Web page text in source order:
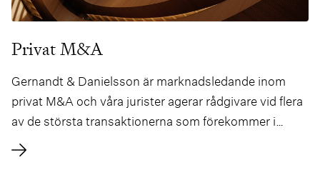
Privat M&A
Gernandt & Danielsson är marknadsledande inom
privat M&A och våra jurister agerar rådgivare vid flera
av de största transaktionerna som förekommer i
Sverige. Vår gedigna erfarenhet och särställning
bekräftas regelbundet av oberoende